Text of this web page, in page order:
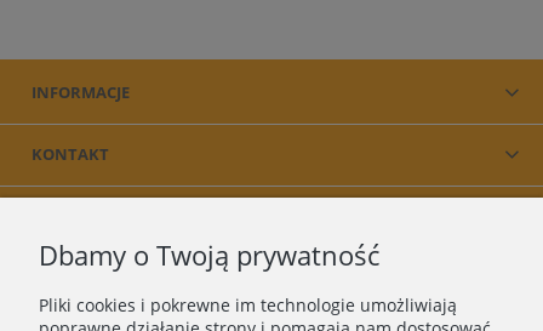
INFORMACJE
KONTAKT
Dbamy o Twoją prywatność
Pliki cookies i pokrewne im technologie umożliwiają